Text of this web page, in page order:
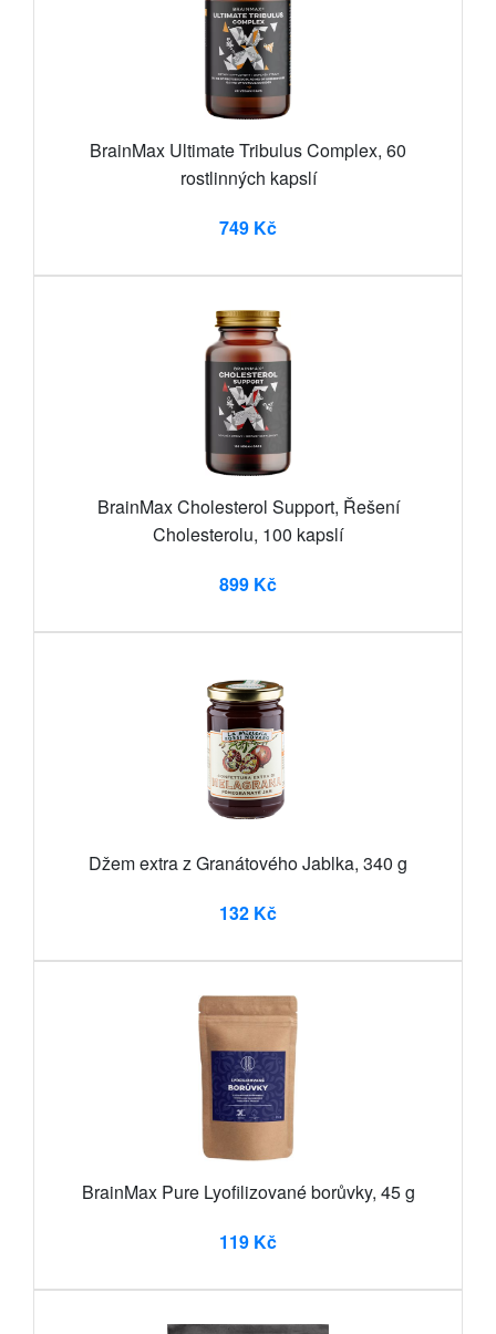
BrainMax Ultimate Tribulus Complex, 60
rostlinných kapslí
749 Kč
BrainMax Cholesterol Support, Řešení
Cholesterolu, 100 kapslí
899 Kč
Džem extra z Granátového Jablka, 340 g
132 Kč
BrainMax Pure Lyofilizované borůvky, 45 g
119 Kč